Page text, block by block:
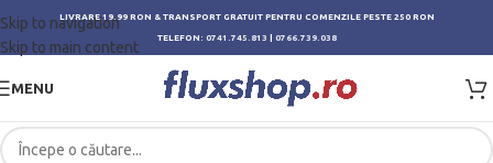
Skip to navigation
Skip to main content
LIVRARE 19.99 RON & TRANSPORT GRATUIT PENTRU COMENZILE PESTE 250 RON
TELEFON: 0741.745.813 0766.739.038
MENU